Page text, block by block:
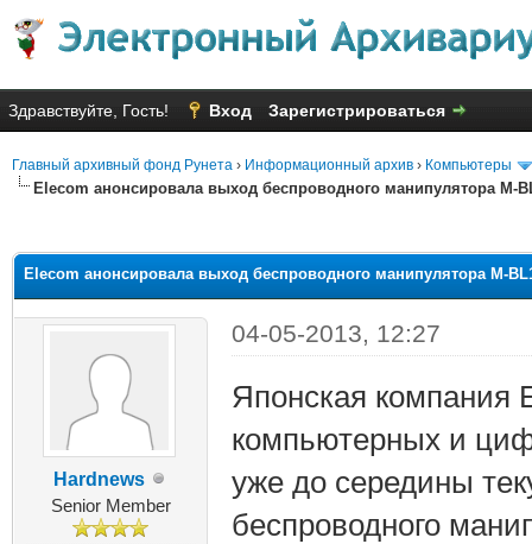
Здравствуйте, Гость! Вход Зарегистрироваться
Главный архивный фонд Рунета › Информационный архив › Компьютеры
Elecom анонсировала выход беспроводного манипулятора M-
Elecom анонсировала выход беспроводного манипулятора M-
Hardnews
Senior Member
04-05-2013, 12:27
Японская компания
компьютерных и
уже до середины
беспроводного